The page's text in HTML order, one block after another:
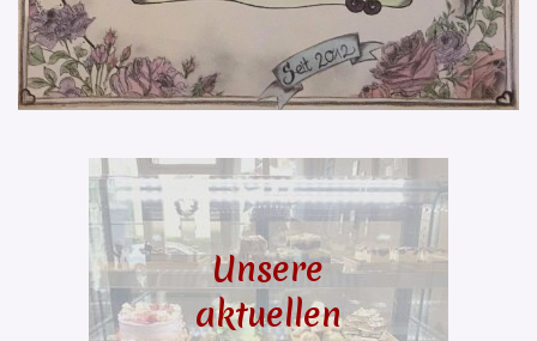
Unsere
aktuellen